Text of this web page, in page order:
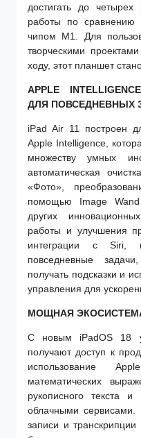
достигать до
работы по
чипом M1. Для
творческими
ходу, этот планшет
APPLE
ДЛЯ ПОВСЕДНЕВНЫХ
iPad Air 11 построен
Apple Intelligence,
множеству умных
автоматическая
«Фото»,
помощью Image
других
работы и улучшения
интеграции с Siri,
повседневные
получать подсказки и
управления для
МОЩНАЯ ЭКОСИСТЕМА
С новым iPadOS 18
получают доступ к
использование
математических
рукописного текста
облачными сервисами.
записи и транскрипции